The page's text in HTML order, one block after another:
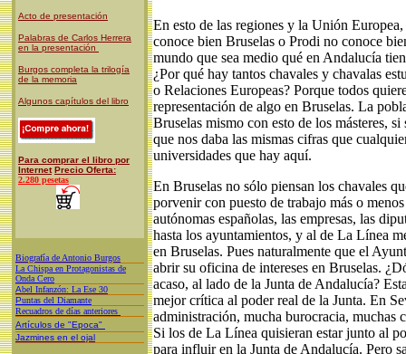
Acto de presentación
Palabras de Carlos Herrera
en la presentación
Burgos completa la trilogía
de la memoria
Algunos capítulos del libro
Para comprar el libro por
Internet Precio Oferta:
2.280 pesetas
Biografía de Antonio Burgos
La Chispa en Protagonistas de
Onda Cero
Abel Infanzón: La Ese 30
Puntas del Diamante
Recuadros de días anteriores
Artículos de "Epoca"
Jazmines en el ojal
En esto de las regiones y la Unión
conoce bien Bruselas o Prodi no conoce
mundo que sea medio qué en Andalucía
¿Por qué hay tantos chavales y chavalas
o Relaciones Europeas? Porque todos
representación de algo en Bruselas. La
Bruselas mismo con esto de los másteres, si
que nos daba las mismas cifras que
universidades que hay aquí.
En Bruselas no sólo piensan los chavales
porvenir con puesto de trabajo más o
autónomas españolas, las empresas, las
hasta los ayuntamientos, y al de La Línea
en Bruselas. Pues naturalmente que el
abrir su oficina de intereses en Bruselas.
acaso, al lado de la Junta de Andalucía?
mejor crítica al poder real de la Junta. En
administración, mucha burocracia, muchas
Si los de La Línea quisieran estar junto al
para influir en la Junta de Andalucía. Pero